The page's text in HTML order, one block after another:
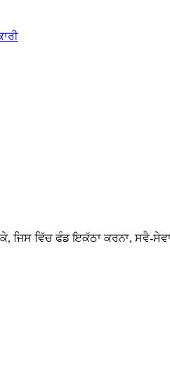
ਜਿਸ ਵਿੱਚ ਫੰਡ ਇਕੱਠਾ ਕਰਨਾ, ਸਵੈ-